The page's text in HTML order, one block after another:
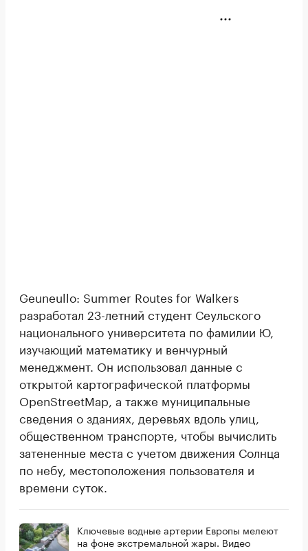
Geuneullo: Summer Routes for Walkers
разработал 23-летний студент Сеульского
национального университета по фамилии Ю,
изучающий математику и венчурный
менеджмент. Он использовал данные с
открытой картографической платформы
OpenStreetMap, а также муниципальные
сведения о зданиях, деревьях вдоль улиц,
общественном транспорте, чтобы вычислить
затененные места с учетом движения Солнца
по небу, местоположения пользователя и
времени суток.
Ключевые водные артерии Европы мелеют
на фоне экстремальной жары. Видео